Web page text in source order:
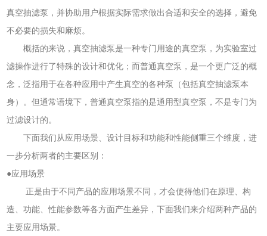
真空抽滤泵，并协助用户根据实际需求做出合适和安全的选择，避免
不必要的损失和麻烦。
概括的来说，真空抽滤泵是一种专门用途的真空泵，为实验室过
滤操作进行了特殊的设计和优化；而普通真空泵，是一个更广泛的概
念，泛指用于在各种应用中产生真空的各种泵（包括真空抽滤泵本
身）。但通常语境下，普通真空泵指的是通用型真空泵，不是专门为
过滤设计的。
下面我们从应用场景、设计目标和功能和性能侧重三个维度，进
一步分析两者的主要区别：
●应用场景
正是由于不同产品的应用场景不同，才会使得他们在原理、构
造、功能、性能参数等各方面产生差异，下面我们来介绍两种产品的
主要应用场景。